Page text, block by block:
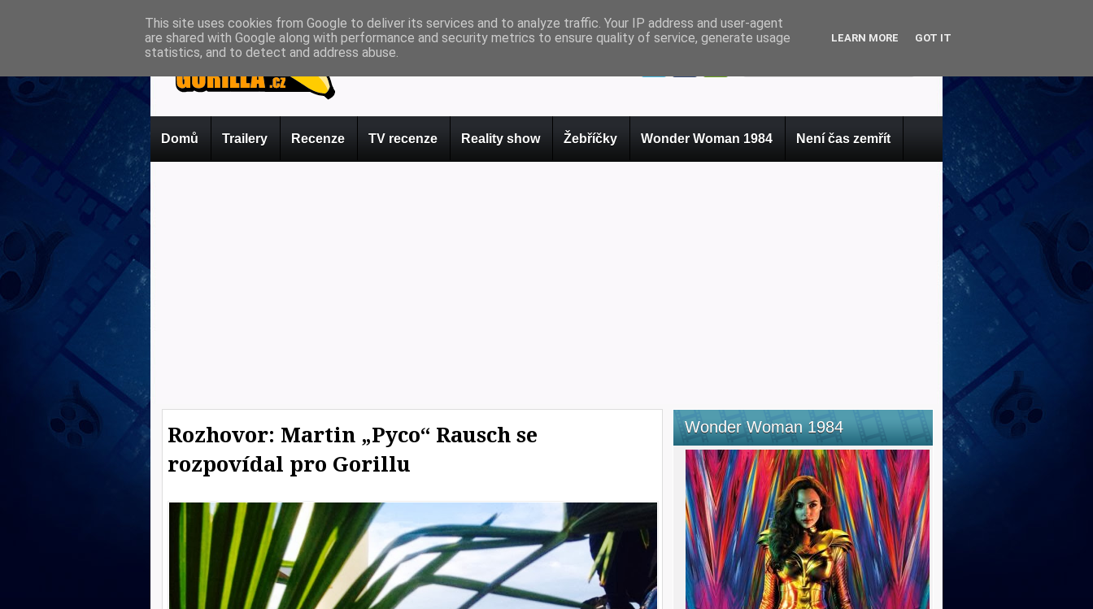
Domů Trailery Recenze TV recenze Reality show Žebříčky Wonder Woman 1984 Není čas zemřít
Rozhovor: Martin „Pyco“ Rausch se
rozpovídal pro Gorillu
Wonder Woman 1984
This site uses cookies from Google to deliver its services and to analyze traffic. Your IP address and user-agent
are shared with Google along with performance and security metrics to ensure quality of service, generate usage
statistics, and to detect and address abuse.
LEARN MORE GOT IT